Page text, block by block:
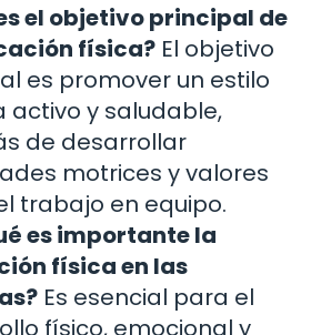
el objetivo principal de
física? El objetivo
es promover un estilo
activo y saludable,
de desarrollar
motrices y valores
trabajo en equipo.
es importante la
física en las
Es esencial para el
físico, emocional y